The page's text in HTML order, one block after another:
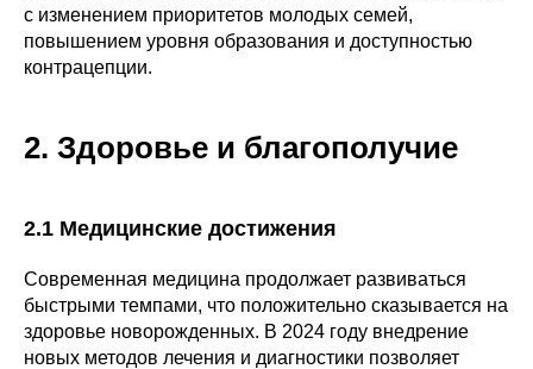
с изменением приоритетов молодых семей,
повышением уровня образования и доступностью
контрацепции.
2. Здоровье и благополучие
2.1 Медицинские достижения
Современная медицина продолжает развиваться
быстрыми темпами, что положительно сказывается на
здоровье новорожденных. В 2024 году внедрение
новых методов лечения и диагностики позволяет